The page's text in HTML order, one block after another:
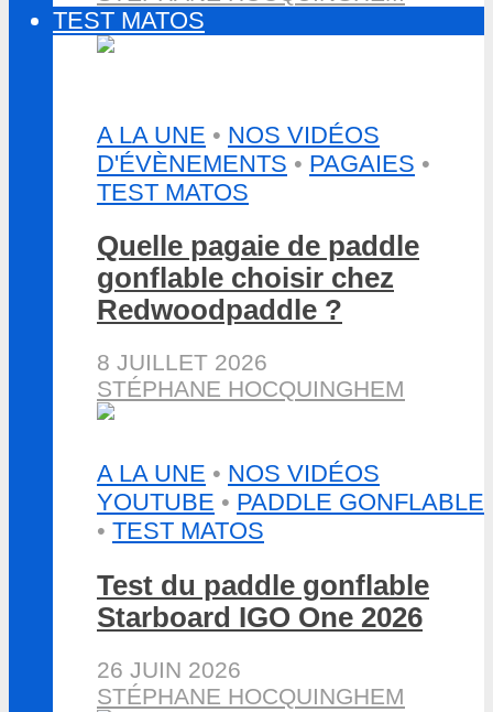
TEST MATOS
A LA UNE • NOS VIDÉOS
D'ÉVÈNEMENTS • PAGAIES •
TEST MATOS
Quelle pagaie de paddle
gonflable choisir chez
Redwoodpaddle ?
8 JUILLET 2026
STÉPHANE HOCQUINGHEM
A LA UNE • NOS VIDÉOS
YOUTUBE • PADDLE GONFLABLE
• TEST MATOS
Test du paddle gonflable
Starboard IGO One 2026
26 JUIN 2026
STÉPHANE HOCQUINGHEM